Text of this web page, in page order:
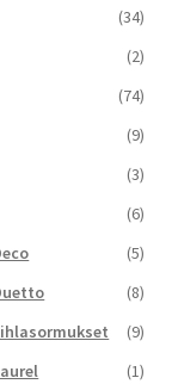
(34)
(2)
(74)
(9)
(3)
(6)
(5)
(8)
(9)
(1)